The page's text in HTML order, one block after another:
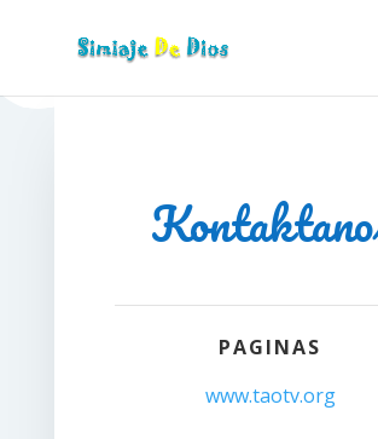
PAGINAS
www.taotv.org